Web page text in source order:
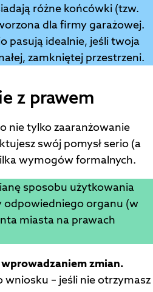
różne końcówki (tzw.
dla firmy garażowej.
pasują idealnie, jeśli twoja
zamkniętej przestrzeni.
z prawem
nie tylko zaaranżowanie
swój pomysł serio (a
wymogów formalnych.
sposobu użytkowania
odpowiedniego organu (w
miasta na prawach
wprowadzaniem zmian.
wniosku – jeśli nie otrzymasz